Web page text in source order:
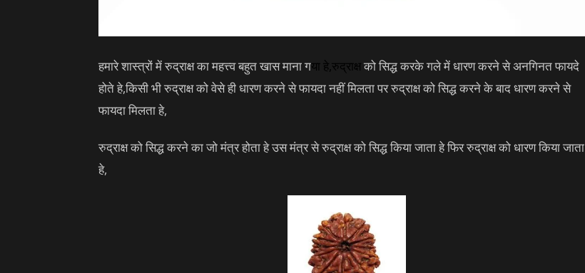
हमारे शास्त्रों में रुद्राक्ष का महत्त्व बहुत खास माना गया हे,रुद्राक्ष को सिद्ध करके गले में धारण करने से अनगिनत फायदे
होते हे,किसी भी रुद्राक्ष को वेसे ही धारण करने से फायदा नहीं मिलता पर रुद्राक्ष को सिद्ध करने के बाद धारण करने से
फायदा मिलता हे,
रुद्राक्ष को सिद्ध करने का जो मंत्र होता हे उस मंत्र से रुद्राक्ष को सिद्ध किया जाता हे फिर रुद्राक्ष को धारण किया जाता
हे,